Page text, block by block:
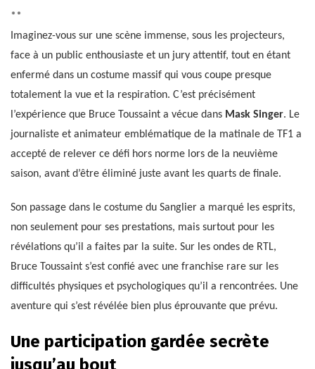
**
Imaginez-vous sur une scène immense, sous les projecteurs,
face à un public enthousiaste et un jury attentif, tout en étant
enfermé dans un costume massif qui vous coupe presque
totalement la vue et la respiration. C’est précisément
l’expérience que Bruce Toussaint a vécue dans Mask Singer. Le
journaliste et animateur emblématique de la matinale de TF1 a
accepté de relever ce défi hors norme lors de la neuvième
saison, avant d’être éliminé juste avant les quarts de finale.
Son passage dans le costume du Sanglier a marqué les esprits,
non seulement pour ses prestations, mais surtout pour les
révélations qu’il a faites par la suite. Sur les ondes de RTL,
Bruce Toussaint s’est confié avec une franchise rare sur les
difficultés physiques et psychologiques qu’il a rencontrées. Une
aventure qui s’est révélée bien plus éprouvante que prévu.
Une participation gardée secrète
jusqu’au bout